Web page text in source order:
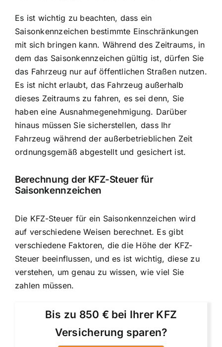
Es ist wichtig zu beachten, dass ein
Saisonkennzeichen bestimmte Einschränkungen
mit sich bringen kann. Während des Zeitraums, in
dem das Saisonkennzeichen gültig ist, dürfen Sie
das Fahrzeug nur auf öffentlichen Straßen nutzen.
Es ist nicht erlaubt, das Fahrzeug außerhalb
dieses Zeitraums zu fahren, es sei denn, Sie
haben eine Ausnahmegenehmigung. Darüber
hinaus müssen Sie sicherstellen, dass Ihr
Fahrzeug während der außerbetrieblichen Zeit
ordnungsgemäß abgestellt und gesichert ist.
Berechnung der KFZ-Steuer für
Saisonkennzeichen
Die KFZ-Steuer für ein Saisonkennzeichen wird
auf verschiedene Weisen berechnet. Es gibt
verschiedene Faktoren, die die Höhe der KFZ-
Steuer beeinflussen, und es ist wichtig, diese zu
verstehen, um genau zu wissen, wie viel Sie
zahlen müssen.
Bis zu 850 € bei Ihrer KFZ
Versicherung sparen?